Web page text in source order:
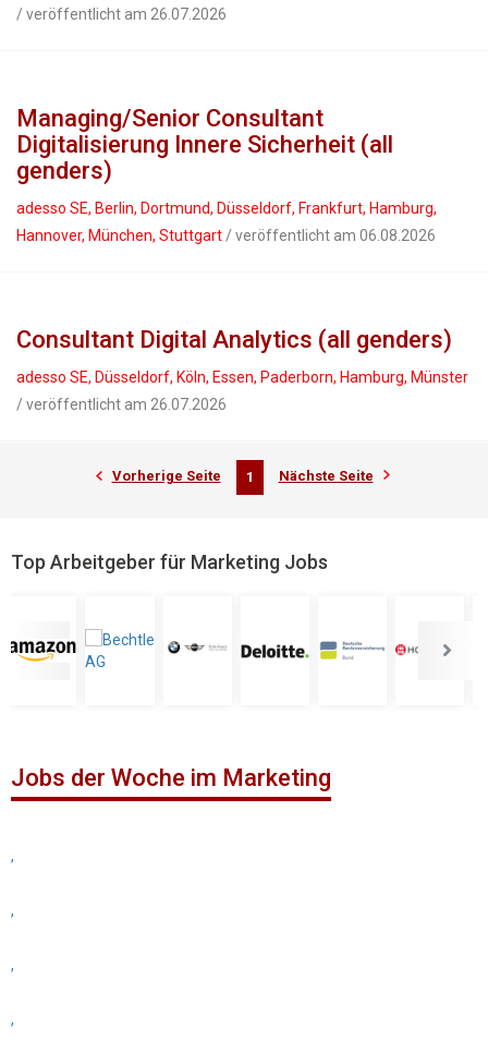
/ veröffentlicht am 26.07.2026
Managing/Senior Consultant
Digitalisierung Innere Sicherheit (all
genders)
adesso SE, Berlin, Dortmund, Düsseldorf, Frankfurt, Hamburg,
Hannover, München, Stuttgart / veröffentlicht am 06.08.2026
Consultant Digital Analytics (all genders)
adesso SE, Düsseldorf, Köln, Essen, Paderborn, Hamburg, Münster
/ veröffentlicht am 26.07.2026
Vorherige Seite 1 Nächste Seite
Top Arbeitgeber für Marketing Jobs
Jobs der Woche im Marketing
,
,
,
,